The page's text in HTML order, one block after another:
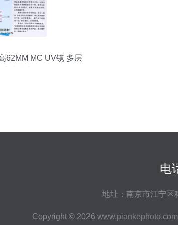
62MM MC UV镜 多层
电
地址：南京市江宁区
Copyright © 2026 www.piankephoto.com